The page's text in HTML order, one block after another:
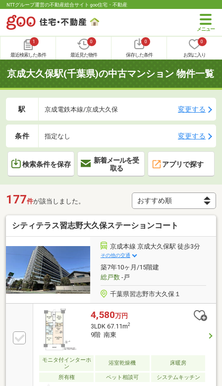
NTTグループ運営の不動産総合サイト goo住宅・不動産
1
最近検索した条件
0
最近見た物件
0
保存した条件
0
お気に入り
京成大久保駅(千葉県)の中古マンション 物件一覧
駅 京成電鉄本線/京成大久保 変更する
条件 指定なし 変更する
検索条件を保存
新着メールを受
取る
アプリで探す
177件が該当しました。
シティテラス習志野大久保ステーションコート
京成本線 京成大久保駅 徒歩3分
その他の交通
築7年10ヶ月/15階建
総戸数-戸
千葉県習志野市大久保１
4,580万円
3LDK 67.11m2
9階 南東
モニタ付インターホ
ン
浴室乾燥機 床暖房
所有権 ペット相談可 システムキッチン